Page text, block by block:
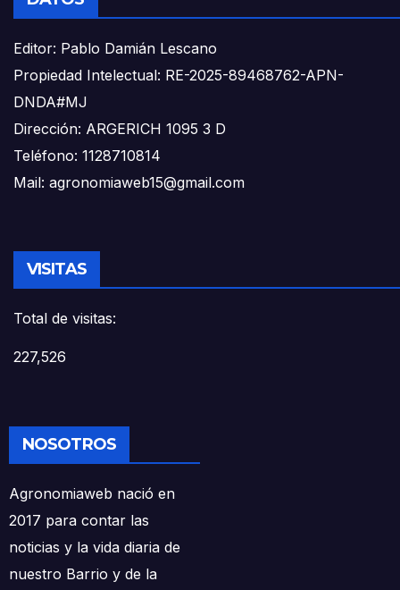
Editor: Pablo Damián Lescano
Propiedad Intelectual: RE-2025-89468762-APN-
DNDA#MJ
Dirección: ARGERICH 1095 3 D
Teléfono: 1128710814
Mail: agronomiaweb15@gmail.com
VISITAS
Total de visitas:
227,526
NOSOTROS
Agronomiaweb nació en
2017 para contar las
noticias y la vida diaria de
nuestro Barrio y de la